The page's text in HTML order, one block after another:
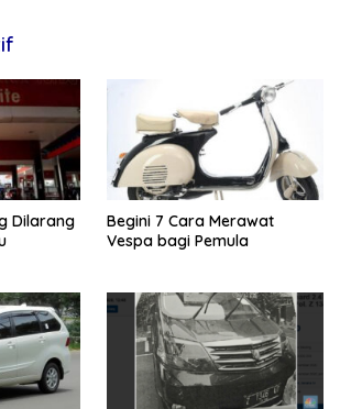
Dilarang
Begini 7 Cara Merawat
Vespa bagi Pemula